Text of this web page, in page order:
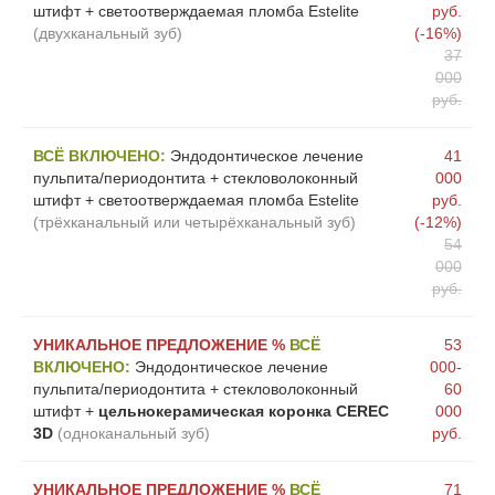
штифт + светоотверждаемая пломба Estelite
(двухканальный зуб)
руб.
(-16%)
37
000
руб.
ВСЁ ВКЛЮЧЕНО: Эндодонтическое лечение
пульпита/периодонтита + стекловолоконный
штифт + светоотверждаемая пломба Estelite
(трёхканальный или четырёхканальный зуб)
41
000
руб.
(-12%)
54
000
руб.
УНИКАЛЬНОЕ ПРЕДЛОЖЕНИЕ % ВСЁ
ВКЛЮЧЕНО: Эндодонтическое лечение
пульпита/периодонтита + стекловолоконный
штифт + цельнокерамическая коронка CEREC
3D (одноканальный зуб)
53
000-
60
000
руб.
УНИКАЛЬНОЕ ПРЕДЛОЖЕНИЕ % ВСЁ 71